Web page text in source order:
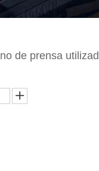
de prensa